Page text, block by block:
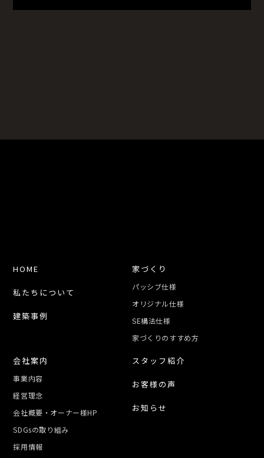
HOME
私たちについて
建築事例
家づくり
パッシブ仕様
オリジナル仕様
SE構法仕様
家づくりのすすめ方
会社案内
事業内容
経営理念
会社概要・オーナー様HP
SDGsの取り組み
採用情報
スタッフ紹介
お客様の声
お知らせ